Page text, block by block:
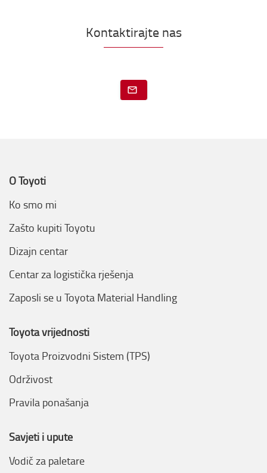
Kontaktirajte nas
O Toyoti
Ko smo mi
Zašto kupiti Toyotu
Dizajn centar
Centar za logistička rješenja
Zaposli se u Toyota Material Handling
Toyota vrijednosti
Toyota Proizvodni Sistem (TPS)
Održivost
Pravila ponašanja
Savjeti i upute
Vodič za paletare